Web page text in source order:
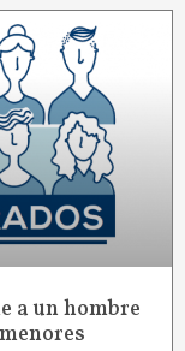
a un hombre